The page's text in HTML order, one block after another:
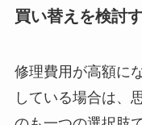
買い替えを検討
修理費用が高額に
している場合は、